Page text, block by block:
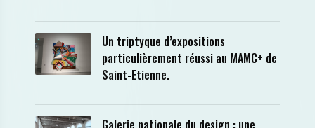
Un triptyque d’expositions
particulièrement réussi au MAMC+ de
Saint-Etienne.
Galerie nationale du design : une